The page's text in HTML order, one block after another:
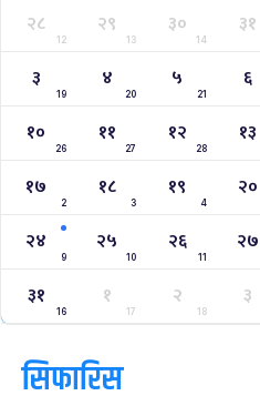
२८
12
२९
13
३०
14
३१
३
19
४
20
५
21
६
१०
26
११
27
१२
28
१३
१७
2
१८
3
१९
4
२०
२४
9
२५
10
२६
11
२७
३१
16
१
17
२
18
३
सिफारिस